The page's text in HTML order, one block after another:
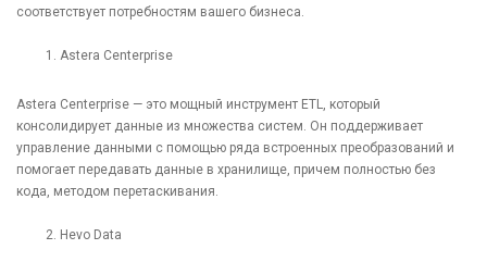
соответствует потребностям вашего бизнеса.
Astera Centerprise
Astera Centerprise — это мощный инструмент ETL, который
консолидирует данные из множества систем. Он поддерживает
управление данными с помощью ряда встроенных преобразований и
помогает передавать данные в хранилище, причем полностью без
кода, методом перетаскивания.
Hevo Data